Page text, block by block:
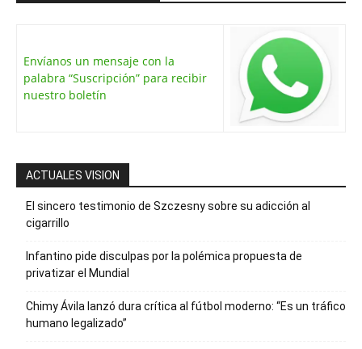
Envíanos un mensaje con la
palabra “Suscripción” para recibir
nuestro boletín
ACTUALES VISION
El sincero testimonio de Szczesny sobre su adicción al
cigarrillo
Infantino pide disculpas por la polémica propuesta de
privatizar el Mundial
Chimy Ávila lanzó dura crítica al fútbol moderno: “Es un tráfico
humano legalizado”